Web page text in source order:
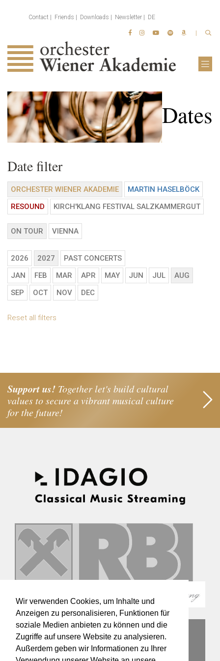
Wir verwenden Cookies, um Inhalte und
Anzeigen zu personalisieren, Funktionen für
soziale Medien anbieten zu können und die
Zugriffe auf unsere Website zu analysieren.
Außerdem geben wir Informationen zu Ihrer
Contact Friends Downloads Newsletter DE
Dates
Date filter
ORCHESTER WIENER AKADEMIE
MARTIN HASELBÖCK
RESOUND
KIRCH'KLANG FESTIVAL SALZKAMMERGUT
ON TOUR VIENNA
2026 2027
PAST CONCERTS
JAN
FEB MAR APR MAY JUN JUL
AUG
SEP
OCT NOV DEC
Reset all filters
Support us! Together let's build cultural
values to secure a vibrant musical culture
for the future!